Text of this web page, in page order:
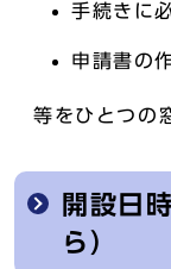
手続きに
申請書の
等をひとつの
開設日
ら）